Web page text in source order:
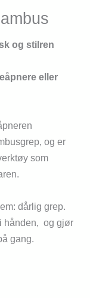
og stilren
eller
og er
som
dårlig grep.
hånden, og gjør
gang.